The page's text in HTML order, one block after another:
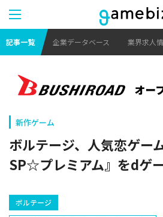
記事一覧 企業データベース 業界求人
新作ゲーム
ボルテージ、人気恋ゲー
SP☆プレミアム』をdゲ
ボルテージ